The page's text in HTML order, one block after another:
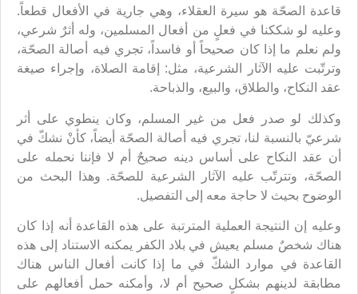
قاعدة الصحّة هو سيرة العقلاء، وهي جارية في الأفعال قطعاً.
وعليه لو شككنا في فعلٍ من أفعال المسلمين، وله أثرٌ شرعي،
ولم نعلم ما إذا كان صحيحاً أو فاسداً، تجري فيه أصالة الصحّة،
وترتّبت عليه الآثار الشرعية، مثل: إقامة الصلاة، وإجراء صيغة
عقد النكاح، والطلاق، والبيع، والذباحة.
وكذلك لو صدر فعل من غير المسلم، وكان ينطوي على أثر
شرعيّ بالنسبة لنا، تجري فيه أصالة الصحّة أيضاً، كأنْ نشكّ في
أن عقد النكاح على أساس دينه صحيحٌ أم لا فإننا نحمله على
الصحّة، وتترتّب عليه الآثار الشرعية للصحّة. وهذا البحث من
الوضوح بحيث لا حاجة معه إلى التفصيل.
وعليه إن النتيجة العملية المترتبة على هذه القاعدة أنه إذا كان
هناك شخصٌ مسلم يعيش في بلاد الكفر يمكنه الاستناد إلى هذه
القاعدة في موارد الشكّ في ما إذا كانت أفعال الناس هناك
مطابقة لدينهم بشكلٍ صحيح أم لا، وأمكنه حمل أفعالهم على